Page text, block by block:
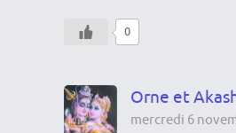
0
Orne et
mercredi 6